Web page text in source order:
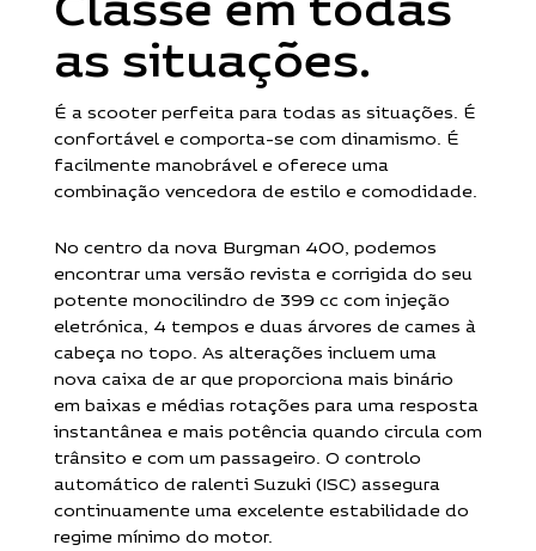
as situações.
É a scooter perfeita para todas as situações. É
confortável e comporta-se com dinamismo. É
facilmente manobrável e oferece uma
combinação vencedora de estilo e comodidade.
No centro da nova Burgman 400, podemos
encontrar uma versão revista e corrigida do seu
potente monocilindro de 399 cc com injeção
eletrónica, 4 tempos e duas árvores de cames à
cabeça no topo. As alterações incluem uma
nova caixa de ar que proporciona mais binário
em baixas e médias rotações para uma resposta
instantânea e mais potência quando circula com
trânsito e com um passageiro. O controlo
automático de ralenti Suzuki (ISC) assegura
continuamente uma excelente estabilidade do
regime mínimo do motor.